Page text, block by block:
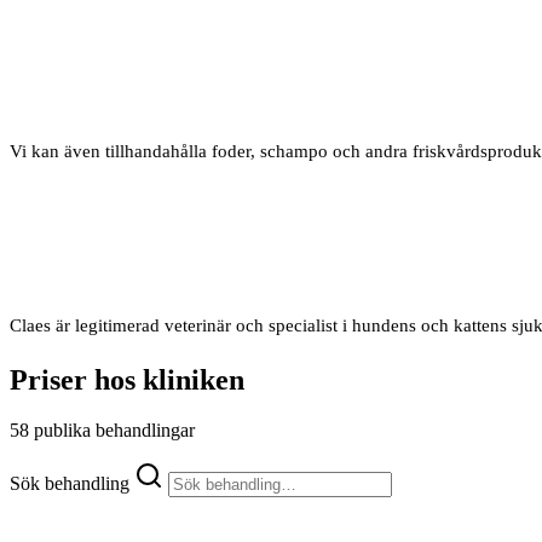
Vi kan även tillhandahålla foder, schampo och andra
Claes är legitimerad veterinär och specialist i hundens och kattens
Priser hos kliniken
58 publika behandlingar
Sök behandling